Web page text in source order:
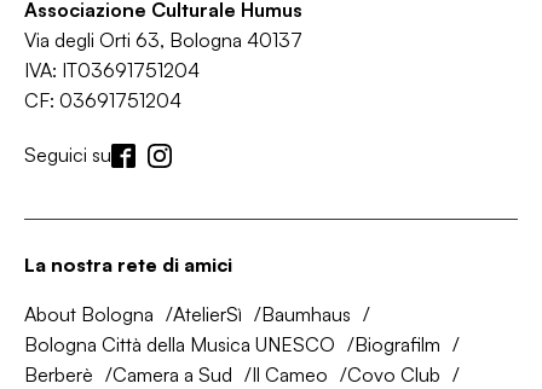
Associazione Culturale Humus
Via degli Orti 63, Bologna 40137
IVA: IT03691751204
CF: 03691751204
Seguici su
La nostra rete di amici
About Bologna AtelierSì
Baumhaus
Bologna Città della Musica UNESCO
Biografilm
Berberè
Camera a Sud Il Cameo
Covo Club